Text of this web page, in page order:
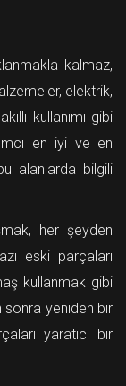
kalmaz,
elektrik,
kullanımı gibi
en iyi ve en
alanlarda bilgili
her şeyden
eski parçaları
kullanmak gibi
sonra yeniden bir
yaratıcı bir